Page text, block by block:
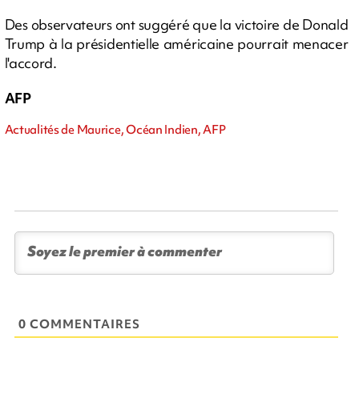
Des observateurs ont suggéré que la victoire de Donald
Trump à la présidentielle américaine pourrait menacer
l'accord.
AFP
Actualités de Maurice, Océan Indien, AFP
0 COMMENTAIRES